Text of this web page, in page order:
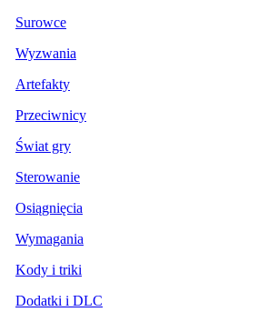
Surowce
Wyzwania
Artefakty
Przeciwnicy
Świat gry
Sterowanie
Osiągnięcia
Wymagania
Kody i triki
Dodatki i DLC